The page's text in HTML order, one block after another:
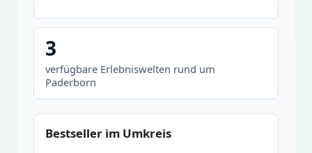
3
verfügbare Erlebniswelten rund um
Paderborn
Bestseller im Umkreis